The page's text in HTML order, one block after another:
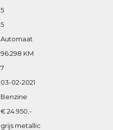
5
5
Automaat
96.298 KM
7
03-02-2021
Benzine
€ 24.950,-
grijs metallic